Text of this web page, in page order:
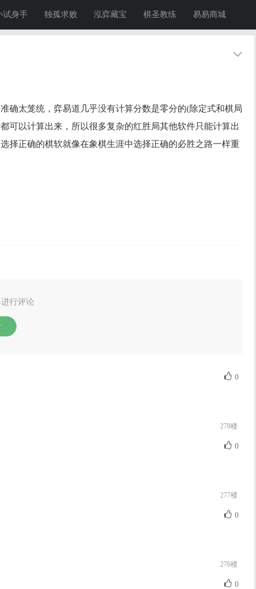
试身手 独孤求败 泓弈藏宝 棋圣教练 易易商城
确太笼统，弈易道几乎没有计算分数是零分的(除定式和棋局
可以计算出来，所以很多复杂的红胜局其他软件只能计算出
择正确的棋软就像在象棋生涯中选择正确的必胜之路一样重
行评论
0
278楼
0
277楼
0
276楼
0